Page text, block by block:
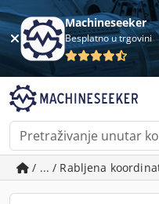
Machineseeker
Besplatno u trgovini
/ ... / Rabljena